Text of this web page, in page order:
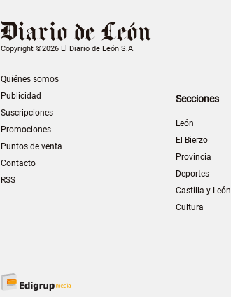
Copyright ©2026 El Diario de León S.A.
Quiénes somos
Publicidad
Suscripciones
Promociones
Puntos de venta
Contacto
RSS
Secciones
León
El Bierzo
Provincia
Deportes
Castilla y León
Cultura